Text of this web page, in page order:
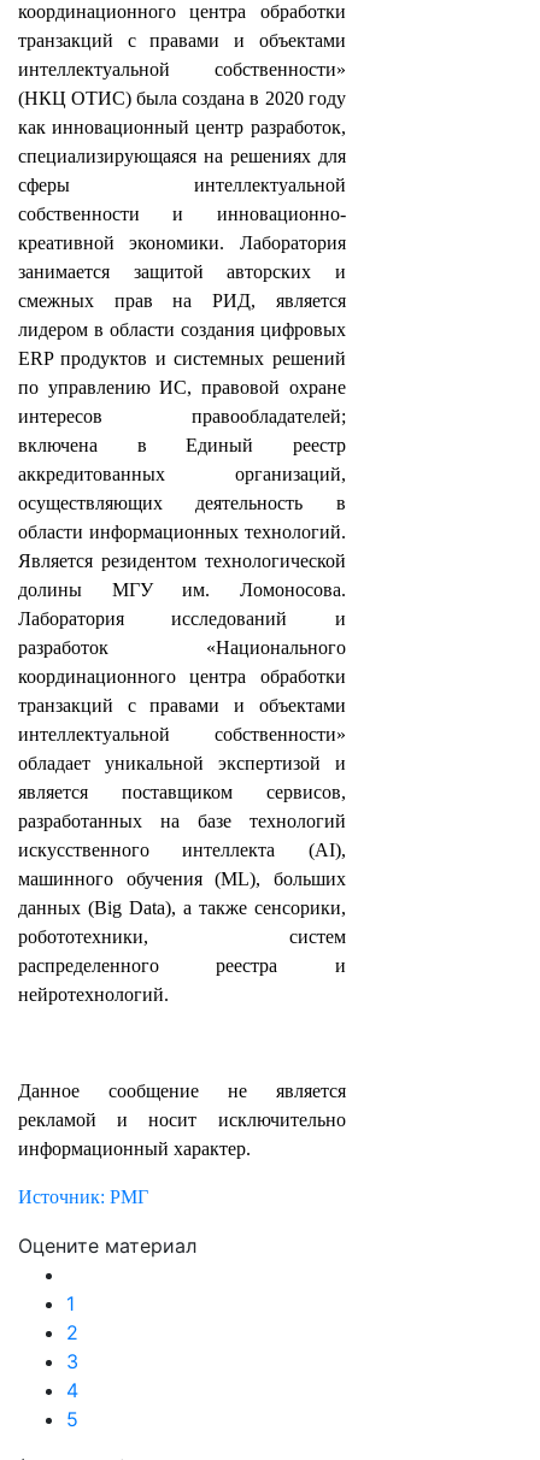
координационного центра обработки
транзакций с правами и объектами
интеллектуальной собственности»
(НКЦ ОТИС) была создана в 2020 году
как инновационный центр разработок,
специализирующаяся на решениях для
сферы интеллектуальной
собственности и инновационно-
креативной экономики. Лаборатория
занимается защитой авторских и
смежных прав на РИД, является
лидером в области создания цифровых
ERP продуктов и системных решений
по управлению ИС, правовой охране
интересов правообладателей;
включена в Единый реестр
аккредитованных организаций,
осуществляющих деятельность в
области информационных технологий.
Является резидентом технологической
долины МГУ им. Ломоносова.
Лаборатория исследований и
разработок «Национального
координационного центра обработки
транзакций с правами и объектами
интеллектуальной собственности»
обладает уникальной экспертизой и
является поставщиком сервисов,
разработанных на базе технологий
искусственного интеллекта (AI),
машинного обучения (ML), больших
данных (Big Data), а также сенсорики,
робототехники, систем
распределенного реестра и
нейротехнологий.
Данное сообщение не является
рекламой и носит исключительно
информационный характер.
Источник: РМГ
Оцените материал
1
2
3
4
5